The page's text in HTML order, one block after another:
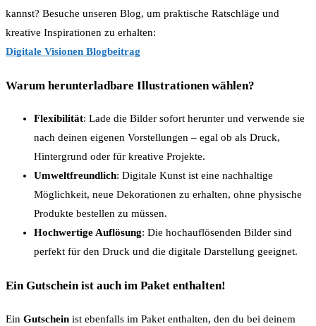
kannst? Besuche unseren Blog, um praktische Ratschläge und
kreative Inspirationen zu erhalten:
Digitale Visionen Blogbeitrag
Warum herunterladbare Illustrationen wählen?
Flexibilität: Lade die Bilder sofort herunter und verwende sie
nach deinen eigenen Vorstellungen – egal ob als Druck,
Hintergrund oder für kreative Projekte.
Umweltfreundlich: Digitale Kunst ist eine nachhaltige
Möglichkeit, neue Dekorationen zu erhalten, ohne physische
Produkte bestellen zu müssen.
Hochwertige Auflösung: Die hochauflösenden Bilder sind
perfekt für den Druck und die digitale Darstellung geeignet.
Ein Gutschein ist auch im Paket enthalten!
Ein Gutschein ist ebenfalls im Paket enthalten, den du bei deinem